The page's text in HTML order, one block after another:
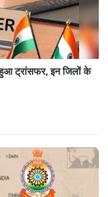
ट्रांसफर, इन जिलों के